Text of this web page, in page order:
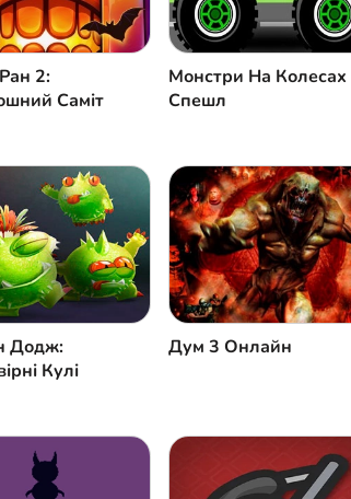
2:
Саміт
Монстри На Колесах
Спешл
Додж:
Кулі
Дум 3 Онлайн